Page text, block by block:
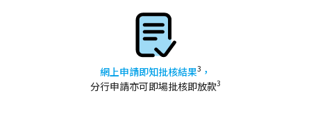
網上申請即知批核結果3 ，
分行申請亦可即場批核即放款3